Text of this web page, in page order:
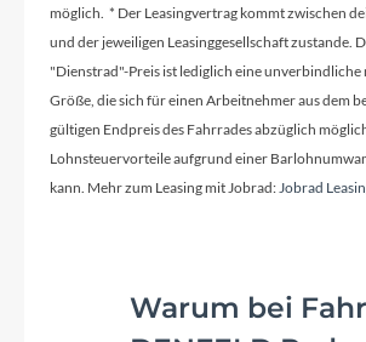
Speed
Rahmenmaterial
Aluminum Superlite
Kurbelgarnitur
Kassette
möglich. * Der Leasingvertrag kommt zwischen
und der jeweiligen Leasinggesellschaft zustande.
"Dienstrad"-Preis ist lediglich eine unverbindliche
Größe, die sich für einen Arbeitnehmer aus dem
gültigen Endpreis des Fahrrades abzüglich
Lohnsteuervorteile aufgrund einer
kann. Mehr zum Leasing mit Jobrad:Jobrad
Warum bei